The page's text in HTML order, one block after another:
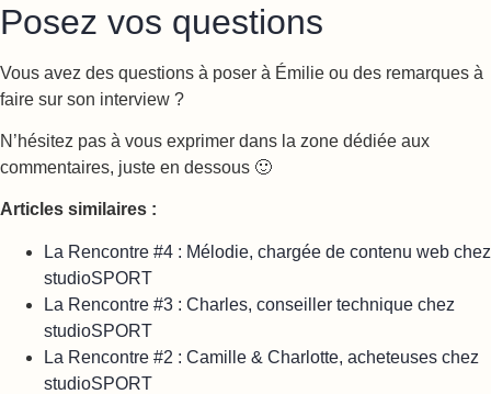
Posez vos questions
Vous avez des questions à poser à Émilie ou des remarques à
faire sur son interview ?
N’hésitez pas à vous exprimer dans la zone dédiée aux
commentaires, juste en dessous 🙂
Articles similaires :
La Rencontre #4 : Mélodie, chargée de contenu web chez
studioSPORT
La Rencontre #3 : Charles, conseiller technique chez
studioSPORT
La Rencontre #2 : Camille & Charlotte, acheteuses chez
studioSPORT